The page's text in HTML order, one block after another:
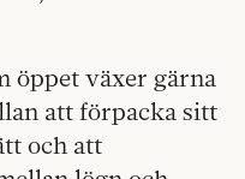
öppet växer gärna
att förpacka sitt
och att